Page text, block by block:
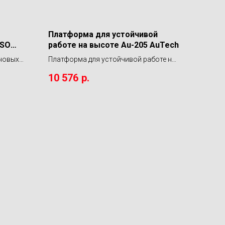
Платформа для устойчивой
работе на высоте Au-205 AuTech
Платформа для устойчивой работе на
10 576 р.